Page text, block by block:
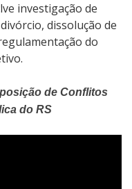
investigação de
dissolução de
do
de Conflitos
do RS